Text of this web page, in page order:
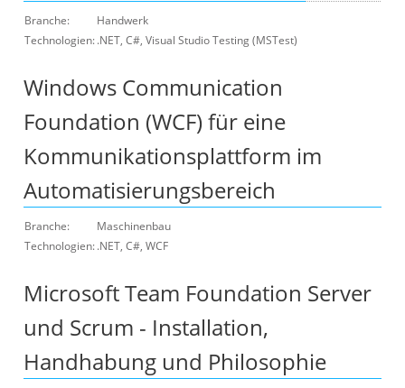
Branche:
Handwerk
Technologien:.NET, C#, Visual Studio Testing (MSTest)
Windows Communication
Foundation (WCF) für eine
Kommunikationsplattform im
Automatisierungsbereich
Branche:
Maschinenbau
Technologien:.NET, C#, WCF
Microsoft Team Foundation Server
und Scrum - Installation,
Handhabung und Philosophie